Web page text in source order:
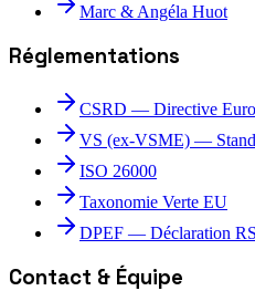
Marc & Angéla Huot
Réglementations
CSRD — Directive
VS (ex-VSME) —
ISO 26000
Taxonomie Verte EU
DPEF — Déclaration
Contact & Équipe